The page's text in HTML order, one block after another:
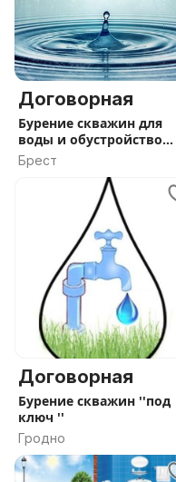
Договорная
Бурение скважин для
воды и обустройство
''под ключ
Брест
Договорная
Бурение скважин ''под
ключ ''
Гродно